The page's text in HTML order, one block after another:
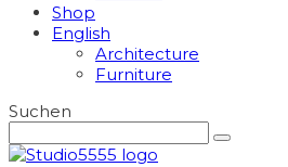
Shop
English
Architecture
Furniture
Suchen